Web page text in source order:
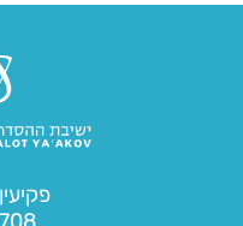
פקיעין 135 מעלות